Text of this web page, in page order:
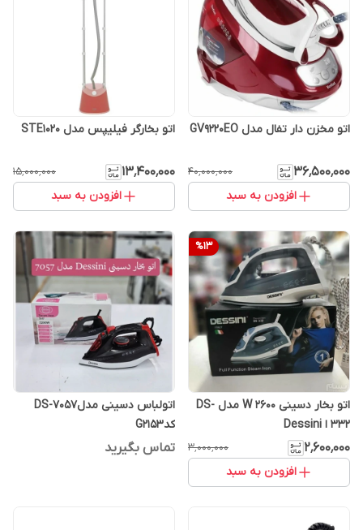
اتو مخزن دار تفال مدل GV9220EO
۳۶٬۵۰۰٬۰۰۰ ۴۰٬۰۰۰٬۰۰۰
افزودن به سبد
اتو بخارگر فیلیپس مدل STE1020
۱۳٬۴۰۰٬۰۰۰ ۱۵٬۰۰۰٬۰۰۰
افزودن به سبد
%13
اتو بخار دسینی 2600 W مدل DS-
332 ا Dessini
۲٬۶۰۰٬۰۰۰ ۳٬۰۰۰٬۰۰۰
افزودن به سبد
اتو‌لباس دسینی مدلDS-7057
کدG2153
تماس بگیرید